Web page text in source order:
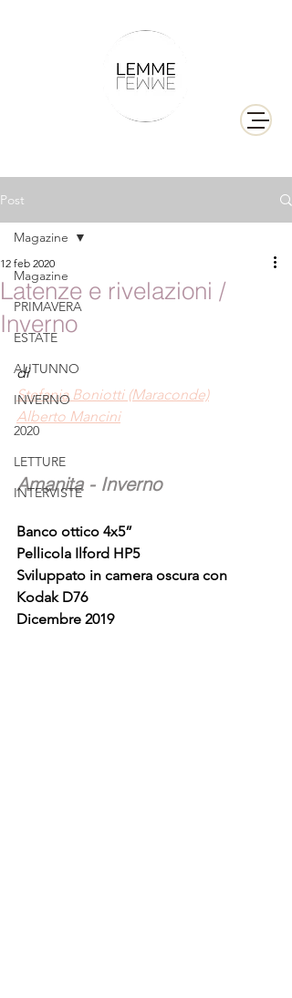
Post
Magazine
PRIMAVERA
ESTATE
AUTUNNO
INVERNO
2020
LETTURE
INTERVISTE
Magazine
Latenze e rivelazioni /
Inverno
12 feb 2020
di
Stefania Boniotti (Maraconde)
Alberto Mancini
Amanita - Inverno
Banco ottico 4x5”
Pellicola Ilford HP5
Sviluppato in camera oscura con
Kodak D76
Dicembre 2019